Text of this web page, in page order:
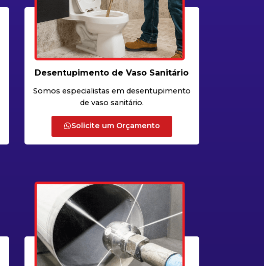
Desentupimento de Vaso Sanitário
Somos especialistas em desentupimento
de vaso sanitário.
Solicite um Orçamento